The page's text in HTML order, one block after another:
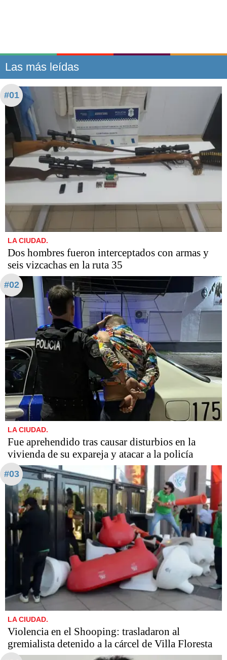
Las más leídas
#01
LA CIUDAD.
Dos hombres fueron interceptados con armas y
seis vizcachas en la ruta 35
#02
LA CIUDAD.
Fue aprehendido tras causar disturbios en la
vivienda de su expareja y atacar a la policía
#03
LA CIUDAD.
Violencia en el Shooping: trasladaron al
gremialista detenido a la cárcel de Villa Floresta